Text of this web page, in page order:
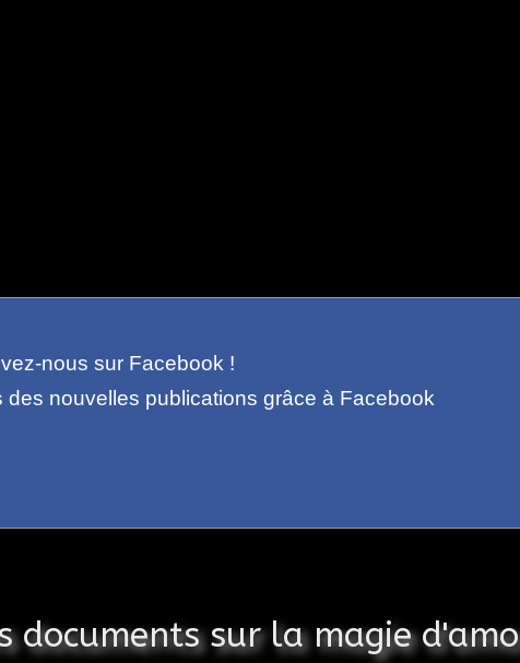
nous sur Facebook !
des nouvelles publications grâce à Facebook
documents sur la magie